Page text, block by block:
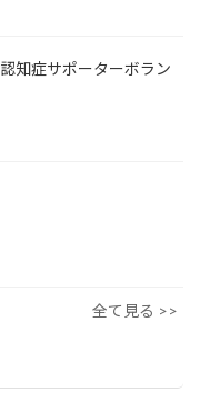
知症サポーターボラン
全て見る >>